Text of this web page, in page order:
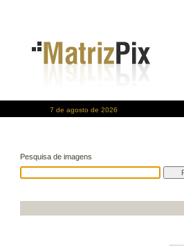
7 de agosto de 2026
Pesquisa de imagens